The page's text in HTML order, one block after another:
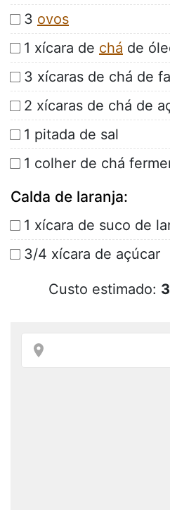
3 ovos
1 xícara de chá de
3 xícaras de chá de
2 xícaras de chá de
1 pitada de sal
1 colher de chá
Calda de laranja:
1 xícara de suco de
3/4 xícara de açúcar
Custo estimado: